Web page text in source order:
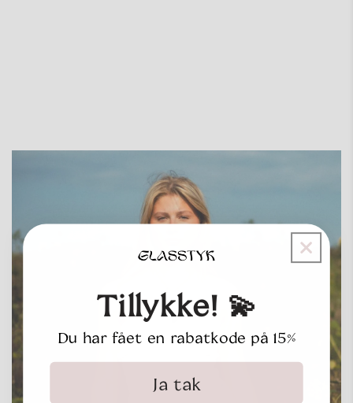
Tillykke! 💫
Du har fået en rabatkode på 15%
Ja tak